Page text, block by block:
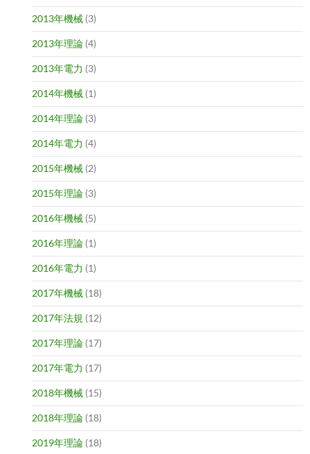
2013年機械 (3)
2013年理論 (4)
2013年電力 (3)
2014年機械 (1)
2014年理論 (3)
2014年電力 (4)
2015年機械 (2)
2015年理論 (3)
2016年機械 (5)
2016年理論 (1)
2016年電力 (1)
2017年機械 (18)
2017年法規 (12)
2017年理論 (17)
2017年電力 (17)
2018年機械 (15)
2018年理論 (18)
2019年理論 (18)